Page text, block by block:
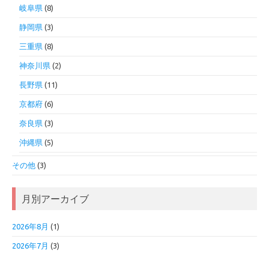
岐阜県 (8)
静岡県 (3)
三重県 (8)
神奈川県 (2)
長野県 (11)
京都府 (6)
奈良県 (3)
沖縄県 (5)
その他 (3)
月別アーカイブ
2026年8月 (1)
2026年7月 (3)